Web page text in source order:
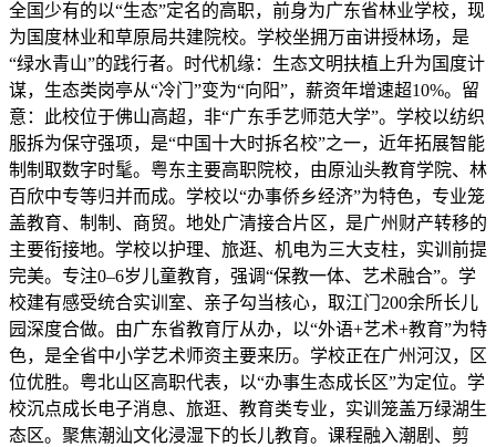
全国少有的以“生态”定名的高职，前身为广东省林业学校，现
为国度林业和草原局共建院校。学校坐拥万亩讲授林场，是
“绿水青山”的践行者。时代机缘：生态文明扶植上升为国度计
谋，生态类岗亭从“冷门”变为“向阳”，薪资年增速超10%。留
意：此校位于佛山高超，非“广东手艺师范大学”。学校以纺织
服拆为保守强项，是“中国十大时拆名校”之一，近年拓展智能
制制取数字时髦。粤东主要高职院校，由原汕头教育学院、林
百欣中专等归并而成。学校以“办事侨乡经济”为特色，专业笼
盖教育、制制、商贸。地处广清接合片区，是广州财产转移的
主要衔接地。学校以护理、旅逛、机电为三大支柱，实训前提
完美。专注0–6岁儿童教育，强调“保教一体、艺术融合”。学
校建有感受统合实训室、亲子勾当核心，取江门200余所长儿
园深度合做。由广东省教育厅从办，以“外语+艺术+教育”为特
色，是全省中小学艺术师资主要来历。学校正在广州河汉，区
位优胜。粤北山区高职代表，以“办事生态成长区”为定位。学
校沉点成长电子消息、旅逛、教育类专业，实训笼盖万绿湖生
态区。聚焦潮汕文化浸湿下的长儿教育。课程融入潮剧、剪